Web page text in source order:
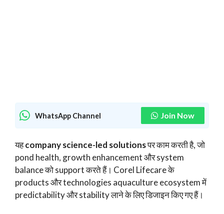
WhatsApp Channel Join Now
यहcompany science-led solutionsपर काम करती है, जो
pond health, growth enhancement और system
balance को support करते हैं। Corel Lifecare के
products और technologies aquaculture ecosystem में
predictability और stability लाने के लिए डिजाइन किए गए हैं।